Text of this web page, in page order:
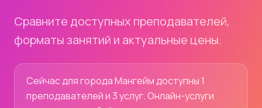
Сравните доступных преподавателей,
форматы занятий и актуальные цены.
Сейчас для города Мангейм доступны 1
преподавателей и 3 услуг. Онлайн-услуги